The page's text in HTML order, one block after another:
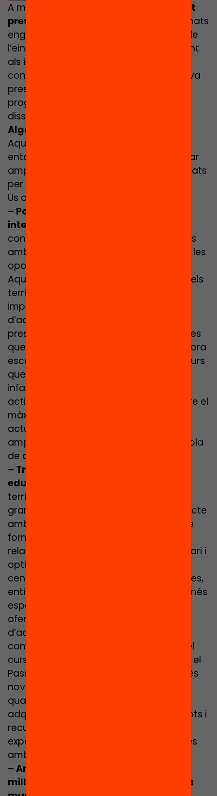
A més, el
Passaport Edunauta ha estat
present durant l’estiu
en diversos formats
engrescadors que han permès gaudir de
l’eina més enllà del curs escolar, facilitant
als infants propostes reptadores per
continuar aprenent i gaudint com la seva
presència a
programació d’activitats d’estiu o al
disseny dels
Alguns reptes del nou curs 22/23
Aquest curs, el Passaport Edunauta
entoma reptes rellevants per a continuar
ampliant i aprofundint en les funcionalitats
per tal d’incrementar el seu ús.
Us compartim alguns d’aquests reptes:
– Posar l’
intervenció
continuar fomentant l’accés dels infants
amb situació de desavantatge social a les
oportunitats educatives del territori.
Aquest curs volem implicar als equips dels
territoris que lideren el programa en la
implementació d’estratègies
d’acompanyament, informació i
prescripció adreçades a aquelles famílies
que menys participen en les activitats fora
escola. El Passaport Edunauta és un recurs
que actua com un trampolí perquè els
infants s’engresquin i participin en
activitats del seu territori, però per treure el
màxim profit de l’eina cal articular
actuacions locals que garanteixen i
ampliïn una oferta d’activitats fora escola
de qualitat.
– Treballar en xarxa amb els agents
educatius
territori tenen un potencial educatiu de
gran valor i són una peça clau del projecte
amb qui hem de continuar treballant de
forma intensa per a promoure més
relacions, aprofitar el bagatge comunitari i
optimitzar els recursos educatius. Els
centres cívics, entitats esportives, teatres,
entitats socioeducatives… entre molts més
espais poden contribuir a construir una
oferta més àmplia i heterogènia
d’activitats obertes, reptadores i
competencials. Recordem que durant el
curs passat 3 de 4 infants que van usar el
Passaport Edunauta afirmen haver après
noves habilitats. Us imagineu la gran
quantitat d’aprenentatges que podrien
adquirir els infants si tots els equipaments i
recursos d’un mateix territori oferissim
experiències significatives i connectades
amb els seus interessos?
–Ampliar la informació clau per a
millorar la gestió i accionar polítiques